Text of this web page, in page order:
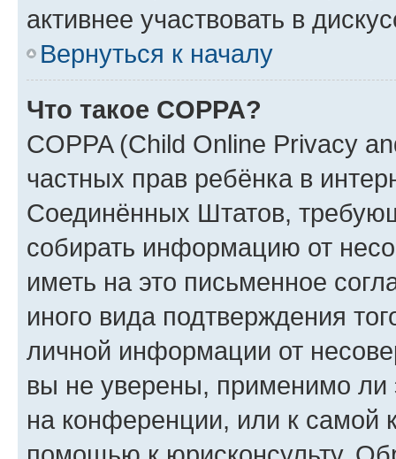
активнее участвовать в
Вернуться к началу
Что такое COPPA?
COPPA (Child Online Privacy
частных прав ребёнка в
Соединённых Штатов,
собирать информацию от
иметь на это письменное
иного вида подтверждения
личной информации от
вы не уверены, применимо ли
на конференции, или к самой